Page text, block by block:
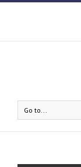
Go to...
04:00